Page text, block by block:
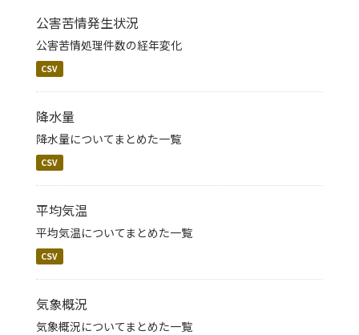
公害苦情発生状況
公害苦情処理件数の経年変化
CSV
降水量
降水量についてまとめた一覧
CSV
平均気温
平均気温についてまとめた一覧
CSV
気象概況
気象概況についてまとめた一覧